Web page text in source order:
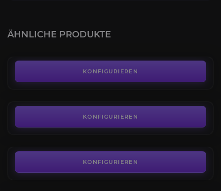
ÄHNLICHE PRODUKTE
KONFIGURIEREN
Dark Citadel
KONFIGURIEREN
KONFIGURIEREN